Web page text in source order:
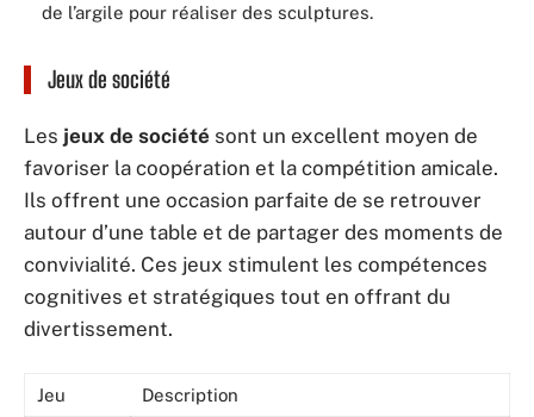
de l’argile pour réaliser des sculptures.
Jeux de société
Les jeux de société sont un excellent moyen de
favoriser la coopération et la compétition amicale.
Ils offrent une occasion parfaite de se retrouver
autour d’une table et de partager des moments de
convivialité. Ces jeux stimulent les compétences
cognitives et stratégiques tout en offrant du
divertissement.
Jeu Description